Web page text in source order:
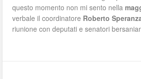
questo momento non mi sento nella
verbale il coordinatore Roberto
riunione con deputati e senatori